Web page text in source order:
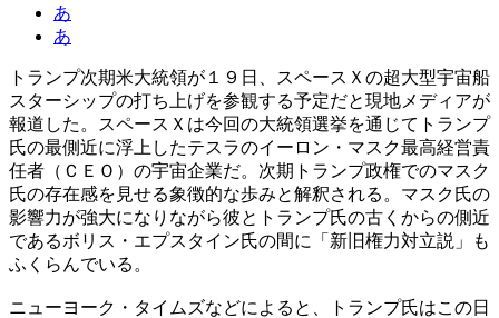
あ
あ
トランプ次期米大統領が１９日、スペースＸの超大型宇宙船
スターシップの打ち上げを参観する予定だと現地メディアが
報道した。スペースＸは今回の大統領選挙を通じてトランプ
氏の最側近に浮上したテスラのイーロン・マスク最高経営責
任者（ＣＥＯ）の宇宙企業だ。次期トランプ政権でのマスク
氏の存在感を見せる象徴的な歩みと解釈される。マスク氏の
影響力が強大になりながら彼とトランプ氏の古くからの側近
であるボリス・エプスタイン氏の間に「新旧権力対立説」も
ふくらんでいる。
ニューヨーク・タイムズなどによると、トランプ氏はこの日